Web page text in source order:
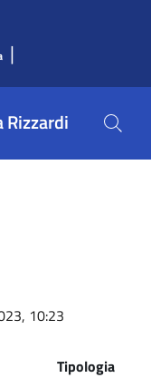
|
Rizzardi
10:23
Tipologia